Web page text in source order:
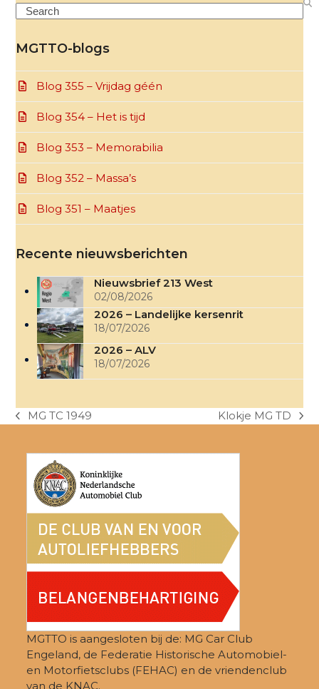
Search
MGTTO-blogs
Blog 355 – Vrijdag géén
Blog 354 – Het is tijd
Blog 353 – Memorabilia
Blog 352 – Massa’s
Blog 351 – Maatjes
Recente nieuwsberichten
Nieuwsbrief 213 West
02/08/2026
2026 – Landelijke kersenrit
18/07/2026
2026 – ALV
18/07/2026
previous
MG TC 1949
next
Klokje MG TD
MGTTO is aangesloten bij de: MG Car Club
Engeland, de Federatie Historische Automobiel-
en Motorfietsclubs (FEHAC) en de vriendenclub
van de KNAC.